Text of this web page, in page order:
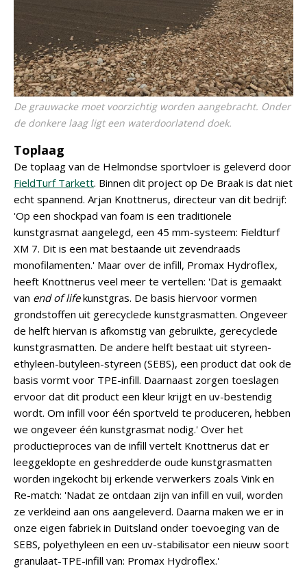
De grauwacke moet voorzichtig worden aangebracht. Onder
de donkere laag ligt een waterdoorlatend doek.
Toplaag
De toplaag van de Helmondse sportvloer is geleverd door
FieldTurf Tarkett. Binnen dit project op De Braak is dat niet
echt spannend. Arjan Knottnerus, directeur van dit bedrijf:
'Op een shockpad van foam is een traditionele
kunstgrasmat aangelegd, een 45 mm-systeem: Fieldturf
XM 7. Dit is een mat bestaande uit zevendraads
monofilamenten.' Maar over de infill, Promax Hydroflex,
heeft Knottnerus veel meer te vertellen: 'Dat is gemaakt
van end of lifekunstgras. De basis hiervoor vormen
grondstoffen uit gerecyclede kunstgrasmatten. Ongeveer
de helft hiervan is afkomstig van gebruikte, gerecyclede
kunstgrasmatten. De andere helft bestaat uit styreen-
ethyleen-butyleen-styreen (SEBS), een product dat ook de
basis vormt voor TPE-infill. Daarnaast zorgen toeslagen
ervoor dat dit product een kleur krijgt en uv-bestendig
wordt. Om infill voor één sportveld te produceren, hebben
we ongeveer één kunstgrasmat nodig.' Over het
productieproces van de infill vertelt Knottnerus dat er
leeggeklopte en geshredderde oude kunstgrasmatten
worden ingekocht bij erkende verwerkers zoals Vink en
Re-match: 'Nadat ze ontdaan zijn van infill en vuil, worden
ze verkleind aan ons aangeleverd. Daarna maken we er in
onze eigen fabriek in Duitsland onder toevoeging van de
SEBS, polyethyleen en een uv-stabilisator een nieuw soort
granulaat-TPE-infill van: Promax Hydroflex.'